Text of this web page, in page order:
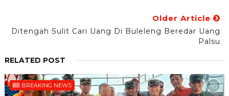
Older Article
Ditengah Sulit Cari Uang Di Buleleng Beredar Uang
Palsu
RELATED POST
BREAKING NEWS